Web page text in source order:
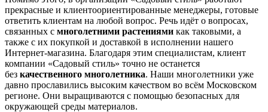
прекрасные и клиентоориентированные менеджеры, готовые
ответить клиентам на любой вопрос. Речь идёт о вопросах,
связанных с многолетними растениями как таковыми, а
также с их покупкой и доставкой в исполнении нашего
Интернет-магазина. Благодаря этим специалистам, клиент
компании «Садовый стиль» точно не останется
без качественного многолетника. Наши многолетники уже
давно прославились высоким качеством во всём Московском
регионе. Они выращиваются с помощью безопасных для
окружающей среды материалов.